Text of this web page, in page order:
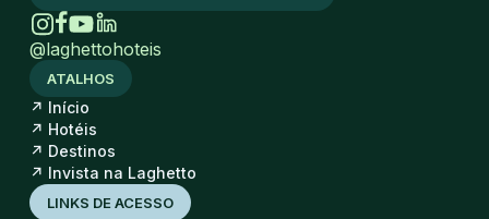
@laghettohoteis
ATALHOS
↗ Início
↗ Hotéis
↗ Destinos
↗ Invista na Laghetto
LINKS DE ACESSO